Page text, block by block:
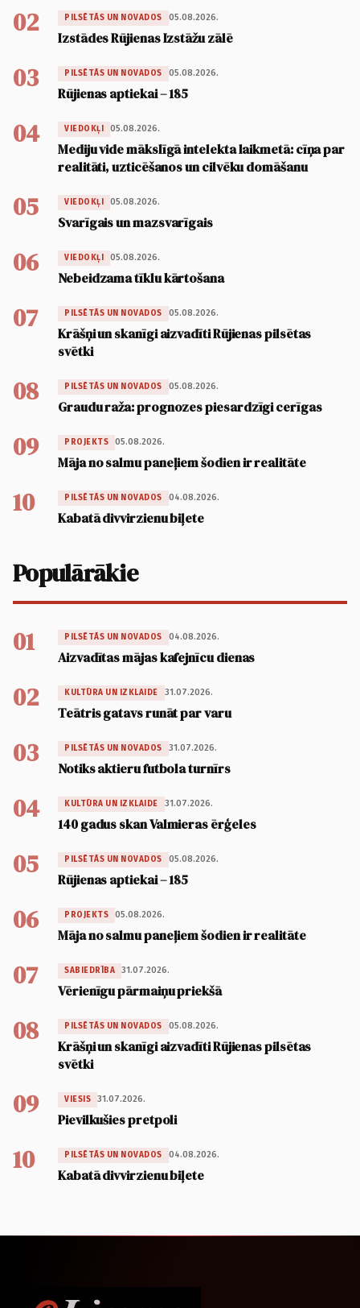
02 PILSĒTĀS UN NOVADOS 05.08.2026.
Izstādes Rūjienas Izstāžu zālē
03 PILSĒTĀS UN NOVADOS 05.08.2026.
Rūjienas aptiekai – 185
04 VIEDOKĻI 05.08.2026.
Mediju vide mākslīgā intelekta laikmetā: cīņa par
realitāti, uzticēšanos un cilvēku domāšanu
05 VIEDOKĻI 05.08.2026.
Svarīgais un mazsvarīgais
06 VIEDOKĻI 05.08.2026.
Nebeidzama tīklu kārtošana
07 PILSĒTĀS UN NOVADOS 05.08.2026.
Krāšņi un skanīgi aizvadīti Rūjienas pilsētas
svētki
08 PILSĒTĀS UN NOVADOS 05.08.2026.
Graudu raža: prognozes piesardzīgi cerīgas
09 PROJEKTS 05.08.2026.
Māja no salmu paneļiem šodien ir realitāte
10 PILSĒTĀS UN NOVADOS 04.08.2026.
Kabatā divvirzienu biļete
Populārākie
01 PILSĒTĀS UN NOVADOS 04.08.2026.
Aizvadītas mājas kafejnīcu dienas
02 KULTŪRA UN IZKLAIDE 31.07.2026.
Teātris gatavs runāt par varu
03 PILSĒTĀS UN NOVADOS 31.07.2026.
Notiks aktieru futbola turnīrs
04 KULTŪRA UN IZKLAIDE 31.07.2026.
140 gadus skan Valmieras ērģeles
05 PILSĒTĀS UN NOVADOS 05.08.2026.
Rūjienas aptiekai – 185
06 PROJEKTS 05.08.2026.
Māja no salmu paneļiem šodien ir realitāte
07 SABIEDRĪBA 31.07.2026.
Vērienīgu pārmaiņu priekšā
08 PILSĒTĀS UN NOVADOS 05.08.2026.
Krāšņi un skanīgi aizvadīti Rūjienas pilsētas
svētki
09 VIESIS 31.07.2026.
Pievilkušies pretpoli
10 PILSĒTĀS UN NOVADOS 04.08.2026.
Kabatā divvirzienu biļete